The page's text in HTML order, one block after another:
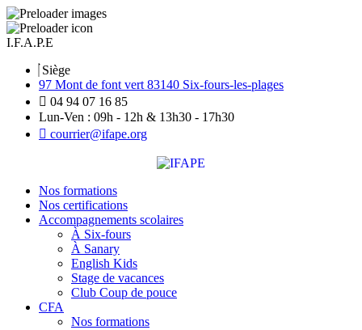
I.F.A.P.E
Siège
97 Mont de font vert 83140 Six-fours-les-plages
04 94 07 16 85
Lun-Ven : 09h - 12h & 13h30 - 17h30
courrier@ifape.org
Nos formations
Nos certifications
Accompagnements scolaires
À Six-fours
À Sanary
English Kids
Stage de vacances
Club Coup de pouce
CFA
Nos formations